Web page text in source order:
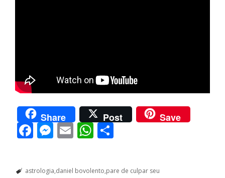
Share Post Save
F
e
M
ss
E
ai
W
ar
astrologia daniel bovolento pare de culpar seu